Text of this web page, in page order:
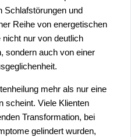
Schlafstörungen und
Reihe von energetischen
nicht nur von deutlich
sondern auch von einer
mehr als nur eine
scheint. Viele Klienten
Transformation, bei
gelindert wurden,